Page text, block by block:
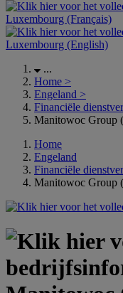
Luxembourg (Français)
Luxembourg (English)
...
Home >
Engeland >
Financiële
Manitowoc Group
Home
Engeland
Financiële
Manitowoc Group